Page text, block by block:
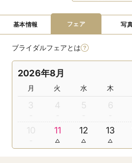
基本情報 フェア 写
ブライダルフェアとは
2026年8月
月 火 水 木
3 4 5 6
10 11 12 13